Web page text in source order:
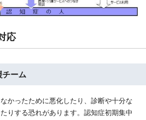
応
チーム
かったために悪化したり、診断や十分な
りする恐れがあります。認知症初期集中